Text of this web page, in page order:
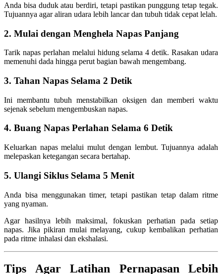
Anda bisa duduk atau berdiri, tetapi pastikan punggung tetap tegak.
Tujuannya agar aliran udara lebih lancar dan tubuh tidak cepat lelah.
2. Mulai dengan Menghela Napas Panjang
Tarik napas perlahan melalui hidung selama 4 detik. Rasakan udara
memenuhi dada hingga perut bagian bawah mengembang.
3. Tahan Napas Selama 2 Detik
Ini membantu tubuh menstabilkan oksigen dan memberi waktu
sejenak sebelum mengembuskan napas.
4. Buang Napas Perlahan Selama 6 Detik
Keluarkan napas melalui mulut dengan lembut. Tujuannya adalah
melepaskan ketegangan secara bertahap.
5. Ulangi Siklus Selama 5 Menit
Anda bisa menggunakan timer, tetapi pastikan tetap dalam ritme
yang nyaman.
Agar hasilnya lebih maksimal, fokuskan perhatian pada setiap
napas. Jika pikiran mulai melayang, cukup kembalikan perhatian
pada ritme inhalasi dan ekshalasi.
Tips Agar Latihan Pernapasan Lebih